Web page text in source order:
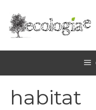
contenuto
habitat